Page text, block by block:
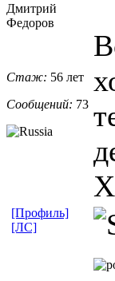
Дмитрий
Федоров
Стаж: 56 лет
Сообщений: 73
[Профиль]
[ЛС]